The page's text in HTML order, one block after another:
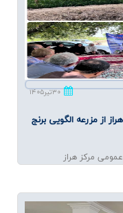
۳۰تیر۱۴۰۵
از مزرعه الگویی برنج
مرکز هراز